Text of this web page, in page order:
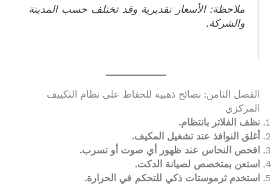
ملاحظة: الأسعار تقديرية وقد تختلف حسب المدينة
والشركة.
الفصل الثامن: نصائح ذهبية للحفاظ على نظام التكييف
المركزي
نظف الفلاتر بانتظام.
أغلق النوافذ عند تشغيل المكيف.
افحص النحاس عند ظهور أي صوت أو تسرب.
استعن بمتخصص لصيانة الدكت.
استخدم ثرموستات ذكي للتحكم في الحرارة.